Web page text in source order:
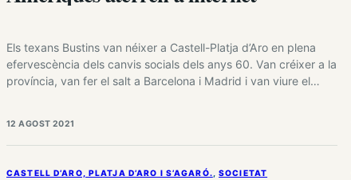
Els texans Bustins van néixer a Castell-Platja d’Aro en plena
efervescència dels canvis socials dels anys 60. Van créixer a la
província, van fer el salt a Barcelona i Madrid i van viure el
12 AGOST 2021
CASTELL D’ARO, PLATJA D’ARO I S’AGARÓ. , SOCIETAT